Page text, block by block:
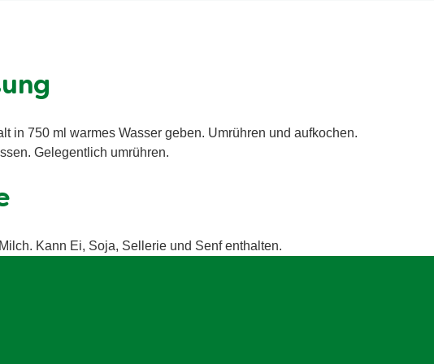
in 750 ml warmes Wasser geben. Umrühren und aufkochen.
Gelegentlich umrühren.
Kann Ei, Soja, Sellerie und Senf enthalten.